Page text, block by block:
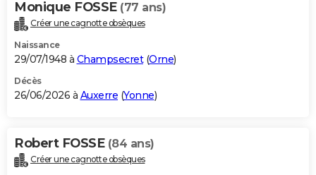
Monique FOSSE (77 ans)
Créer une cagnotte obsèques
Naissance
29/07/1948 à Champsecret(Orne)
Décès
26/06/2026 à Auxerre (Yonne)
Robert FOSSE (84 ans)
Créer une cagnotte obsèques